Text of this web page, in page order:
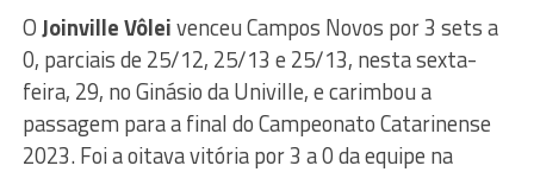
OJoinville Vôleivenceu Campos Novos por 3 sets a
0, parciais de 25/12, 25/13 e 25/13, nesta sexta-
feira, 29, no Ginásio da Univille, e carimbou a
passagem para a final do Campeonato Catarinense
2023. Foi a oitava vitória por 3 a 0 da equipe na